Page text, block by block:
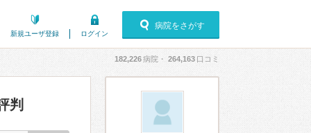
新規ユーザ登録 ログイン
病院をさがす
182,226病院・ 264,163 口コミ
判